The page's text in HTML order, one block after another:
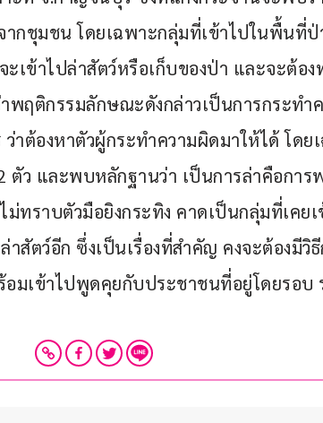
ากชุมชน โดยเฉพาะกลุ่มที่เข้าไปในพื้นที่ป่
เข้าไปล่าสัตว์หรือเก็บของป่า และจะต้อง
ฤติกรรมลักษณะดังกล่าวเป็นการกระทำ
ว่าต้องหาตัวผู้กระทำความผิดมาให้ได้ โด
ตัว และพบหลักฐานว่า เป็นการล่าคือกา
ทราบตัวมือยิงกระทิง คาดเป็นกลุ่มที่เคยเ
าสัตว์อีก ซึ่งเป็นเรื่องที่สำคัญ คงจะต้องมีวิ
มเข้าไปพูดคุยกับประชาชนที่อยู่โดยรอบ